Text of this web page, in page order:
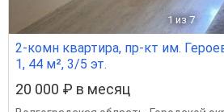
1 из 7
2-комн квартира, пр-кт им.
1, 44 м², 3/5 эт.
20 000 ₽ в месяц